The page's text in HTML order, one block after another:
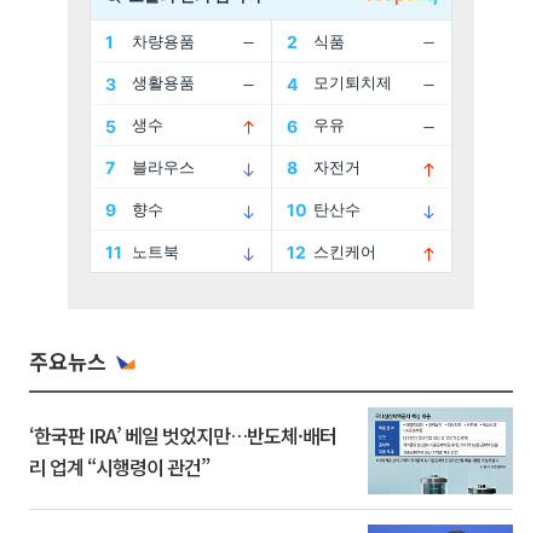
주요뉴스
‘한국판 IRA’ 베일 벗었지만…반도체·배터
리 업계 “시행령이 관건”